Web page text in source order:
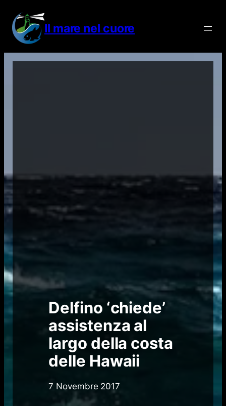
contenuto
Il mare nel cuore
Delfino ‘chiede’
assistenza al
largo della costa
delle Hawaii
7 Novembre 2017